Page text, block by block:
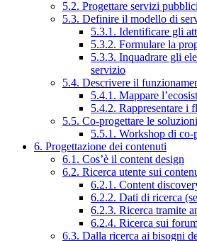
5.2. Progettare servizi
5.3. Definire il modello di
5.3.1. Identificare gli
5.3.2. Formulare la
5.3.3. Inquadrare gli
servizio
5.4. Descrivere il
5.4.1. Mappare
5.4.2. Rappresentare i
5.5. Co-progettare le soluzioni
5.5.1. Workshop di co-
6. Progettazione dei contenuti
6.1. Cos’è il content design
6.2. Ricerca utente sui
6.2.1. Content
6.2.2. Dati di ricerca
6.2.3. Ricerca tramite
6.2.4. Ricerca sui
6.3. Dalla ricerca ai bisogni